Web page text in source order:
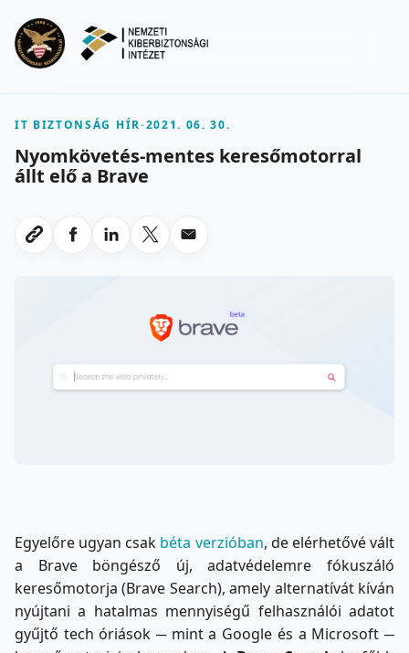
IT BIZTONSÁG HÍR-2021. 06. 30.
Nyomkövetés-mentes keresőmotorral
állt elő a Brave
Link masolasa
Megosztas Facebookon
Megosztas LinkedInen
Megosztas X-en
Megosztas emailben
Egyelőre ugyan csak béta verzióban, de elérhetővé vált
a Brave böngésző új, adatvédelemre fókuszáló
keresőmotorja (Brave Search), amely alternatívát kíván
nyújtani a hatalmas mennyiségű felhasználói adatot
gyűjtő tech óriások ─ mint a Google és a Microsoft ─